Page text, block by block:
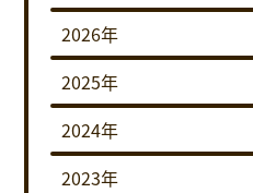
2026年
2025年
2024年
2023年